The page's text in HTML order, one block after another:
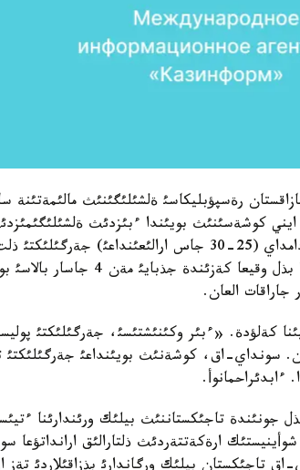
رةسپؤبليكاسئ ةلشئلئگئنئث
دؤشانبةنئث ايني كوشةسئنئث بويئندا ءبئزدئث
ءامئر جانايةأقا جالپئ سانئ شامامةن 6-7 ادامداي (25-30 جاس
شابؤئل جاسالعان. ءا. جانايةأتئث جانئندا بذل
جاراقات العان.
كةلؤدة. «ءبئر وكئنئشتئسئ، جةرگئلئكتئ
كةلگةن. سونداي-اق، كوشةنئث بويئنداعئ
تاجئكستاننئث بيلئك ورئندارئنا
ارةكةتتةردئث ذلتارالئق ارانداتؤعا